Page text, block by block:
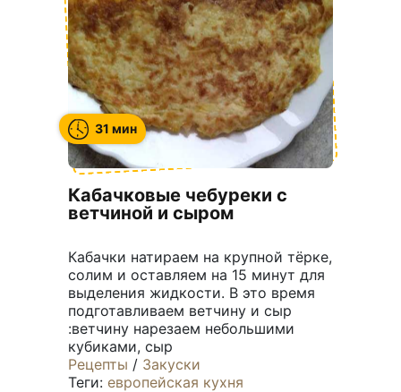
31 мин
Кабачковые чебуреки с
ветчиной и сыром
Кабачки натираем на крупной тёрке,
солим и оставляем на 15 минут для
выделения жидкости. В это время
подготавливаем ветчину и сыр
:ветчину нарезаем небольшими
кубиками, сыр
Рецепты / Закуски
Теги: европейская кухня